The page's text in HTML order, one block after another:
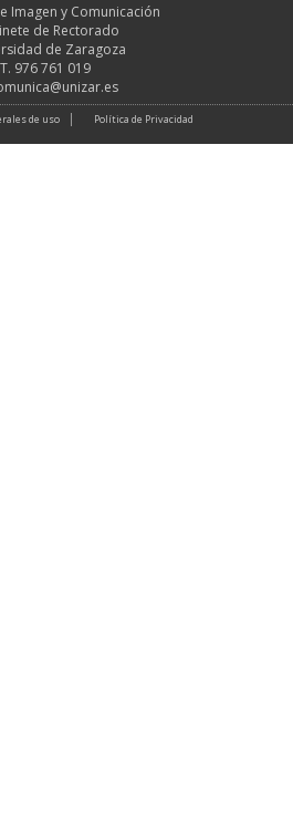
Imagen y Comunicación
de Rectorado
de Zaragoza
T. 976 761 019
de uso Política de Privacidad